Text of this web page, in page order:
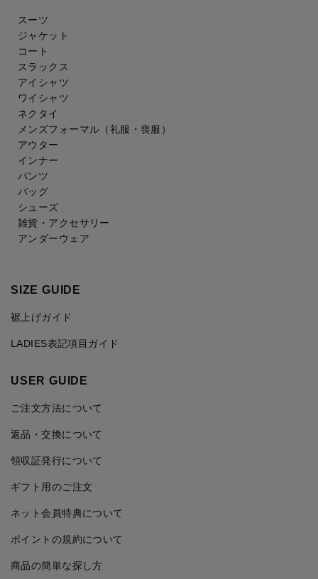
スーツ
ジャケット
コート
スラックス
アイシャツ
ワイシャツ
ネクタイ
メンズフォーマル （礼服・喪服）
アウター
インナー
パンツ
バッグ
シューズ
雑貨・アクセサリー
アンダーウェア
SIZE GUIDE
裾上げガイド
LADIES表記項目ガイド
USER GUIDE
ご注文方法について
返品・交換について
領収証発行について
ギフト用のご注文
ネット会員特典について
ポイントの規約について
商品の簡単な探し方